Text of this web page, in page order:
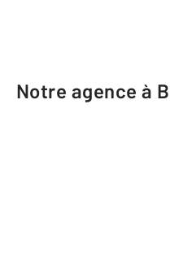
Notre agence à